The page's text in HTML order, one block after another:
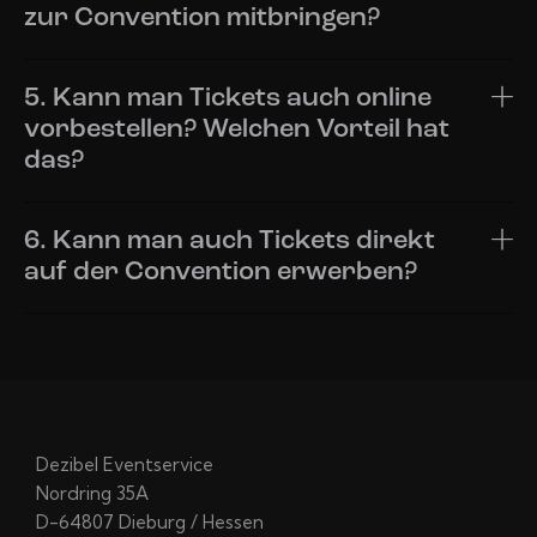
zur Convention mitbringen?
5. Kann man Tickets auch online
vorbestellen? Welchen Vorteil hat
das?
6. Kann man auch Tickets direkt
auf der Convention erwerben?
Dezibel Eventservice
Nordring 35A
D-64807 Dieburg / Hessen